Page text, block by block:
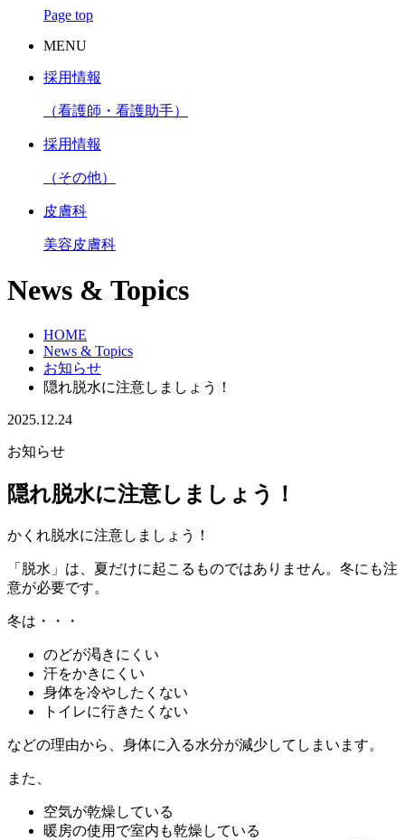
Page top
MENU
採用情報
（看護師・看護助手）
採用情報
（その他）
皮膚科
美容皮膚科
News & Topics
HOME
News & Topics
お知らせ
隠れ脱水に注意しましょう！
2025.12.24
お知らせ
隠れ脱水に注意しましょう！
かくれ脱水に注意しましょう！
「脱水」は、夏だけに起こるものではありません。 冬にも注
意が必要です。
冬は・・・
のどが渇きにくい
汗をかきにくい
身体を冷やしたくない
トイレに行きたくない
などの理由から、身体に入る水分が減少してしまいます。
また、
空気が乾燥している
暖房の使用で室内も乾燥している